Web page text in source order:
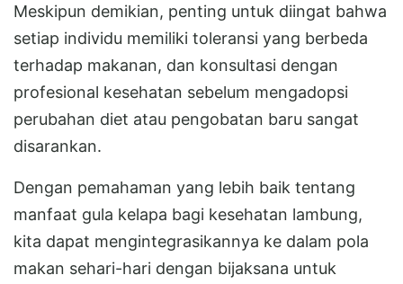
Meskipun demikian, penting untuk diingat bahwa
setiap individu memiliki toleransi yang berbeda
terhadap makanan, dan konsultasi dengan
profesional kesehatan sebelum mengadopsi
perubahan diet atau pengobatan baru sangat
disarankan.
Dengan pemahaman yang lebih baik tentang
manfaat gula kelapa bagi kesehatan lambung,
kita dapat mengintegrasikannya ke dalam pola
makan sehari-hari dengan bijaksana untuk